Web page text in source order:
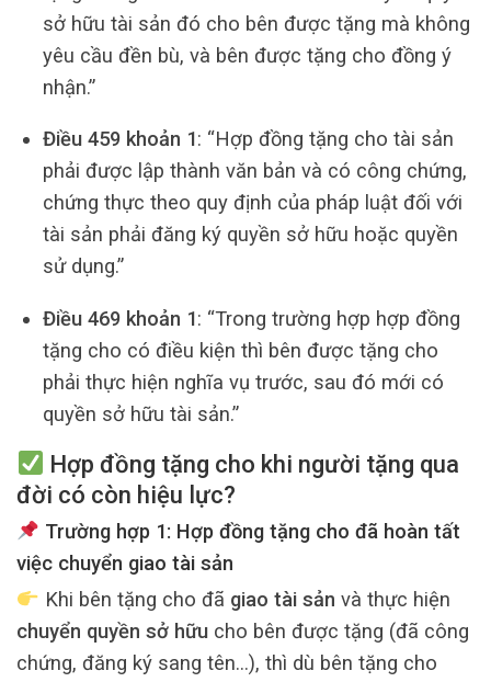
sở hữu tài sản đó cho bên được tặng mà không
yêu cầu đền bù, và bên được tặng cho đồng ý
nhận.”
Điều 459 khoản 1: “Hợp đồng tặng cho tài sản
phải được lập thành văn bản và có công chứng,
chứng thực theo quy định của pháp luật đối với
tài sản phải đăng ký quyền sở hữu hoặc quyền
sử dụng.”
Điều 469 khoản 1: “Trong trường hợp hợp đồng
tặng cho có điều kiện thì bên được tặng cho
phải thực hiện nghĩa vụ trước, sau đó mới có
quyền sở hữu tài sản.”
Hợp đồng tặng cho khi người tặng qua
đời có còn hiệu lực?
Trường hợp 1: Hợp đồng tặng cho đã hoàn tất
việc chuyển giao tài sản
Khi bên tặng cho đã giao tài sản và thực hiện
chuyển quyền sở hữu cho bên được tặng (đã công
chứng, đăng ký sang tên…), thì dù bên tặng cho